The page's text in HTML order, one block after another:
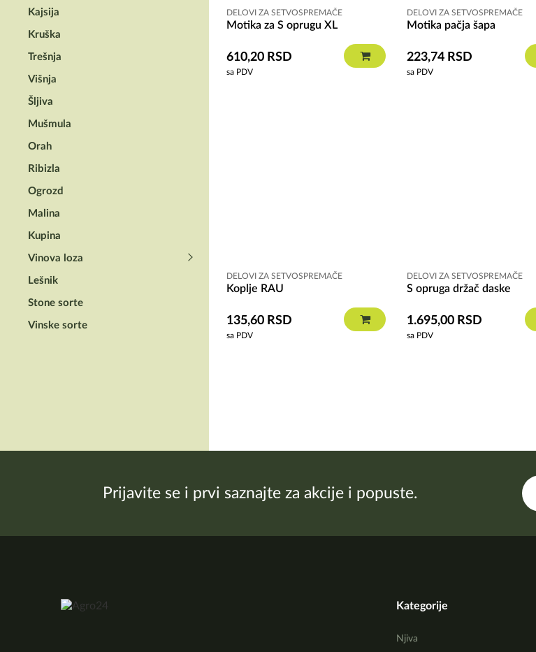
DELOVI ZA SETVOSPREMAČE
Motika za S oprugu XL
610,20 RSD
sa PDV
DELOVI ZA SETVOSPREMAČE
Motika pačja šapa
223,74 RSD
sa PDV
DELOVI ZA SETVOSPREMAČE
Koplje RAU
135,60 RSD
sa PDV
DELOVI ZA SETVOSPREMAČE
S opruga držač daske
1.695,00 RSD
sa PDV
Kajsija
Kruška
Trešnja
Višnja
Šljiva
Mušmula
Orah
Ribizla
Ogrozd
Malina
Kupina
Vinova loza
Lešnik
Stone sorte
Vinske sorte
Prijavite se i prvi saznajte za akcije i popuste.
Kategorije
Njiva